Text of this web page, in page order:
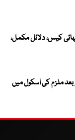
کیس، دلائل مکمل،
بعد ملزم کی اسکول میں